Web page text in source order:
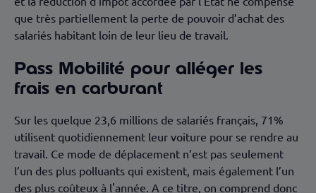
que très partiellement la perte de pouvoir d’achat des
salariés habitant loin de leur lieu de travail.
Pass Mobilité pour alléger les
frais en carburant
Sur les quelque 23,6 millions de salariés français, 71%
utilisent quotidiennement leur voiture pour se rendre au
travail. Ce mode de déplacement n’est pas seulement
l’un des plus polluants qui existent, mais également l’un
des plus coûteux à l'année. A ce titre, on comprend donc